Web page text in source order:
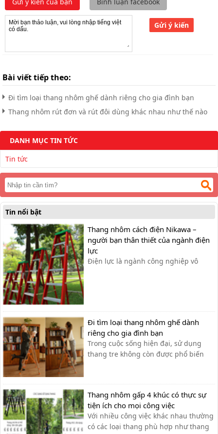
Gửi ý kiến của bạn Bình luận facebook
Gửi ý kiến
Bài viết tiếp theo:
Đi tìm loại thang nhôm ghế dành riêng cho gia đình bạn
Thang nhôm rút đơn và rút đôi dùng khác nhau như thế nào
DANH MỤC TIN TỨC
Tin tức
Tin nổi bật
Thang nhôm cách điện Nikawa –
người bạn thân thiết của ngành điện
lực
Điện lực là ngành công nghiệp vô
trường gần nguồn điện và ở những vị
trí trên cao, tại những cột [&h...
Đi tìm loại thang nhôm ghế dành
riêng cho gia đình bạn
Trong cuộc sống hiện đại, sử dụng
thang tre không còn được phổ biến
an toàn khi sử dụng thang tre truyền
thống. Và ngay cả trong giai đoạn
chống dịch COVID-19, bạn có thời gian
để...
Thang nhôm gấp 4 khúc có thực sự
tiện ích cho mọi công việc
Với nhiều công việc khác nhau thường
có các loại thang phù hợp như thang